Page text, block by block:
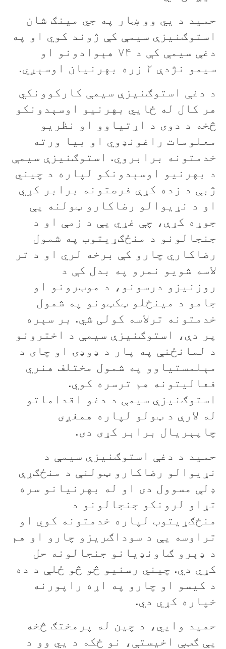
حميد د يي وو ښار په جي مينګ شان
استوګنيزې سيمې کې ژوند کوي او په
دغې سيمې کې د ۷۴ هېوادونو او
سيمو نژدې ۲ زره بهرنيان اوسېږي.
د دغې استوګنيزې سيمې کارکوونکي
هر کال له ځايي بهرنيو اوسېدونکو
څخه د دوی د اړتياوو او نظريو
معلومات راغونډوي او بیا ورته
خدمتونه برابروي. استوګنيزې سيمې
د بهرنيو اوسېدونکو لپاره د چيني
ژبې د زده کړې فرصتونه برابر کړي
او د نړيوالو رضاکارو ټولنه يې
جوړه کړې، چې غړي يې د ‌زمې او د
جنجالونو د منځګړيتوب په شمول
رضاکاري چارو کې برخه لري او د تر
لاسه شويو نمرو په بدل کې د
روزنيزو درسونو، د موټرونو او
جامو د مينځلو ټکټونو په شمول
خدمتونه ترلاسه کولی شي. بر سېره
پر دې، استوګنيزې سيمې د اخترونو
د لمانځنې په پار د ډوډۍ او چای د
مېلمستياوو په شمول مختلف هنري
فعاليتونه هم ترسره کوي.
استوګنيزې سيمې د دغو اقداماتو
له لارې د ټولو لپاره همغږی
چاپېريال برابر کړی دی.
حميد د دغې استوګنيزې سيمې د
نړيوالو رضاکارو ټولنې د منځګړې
ډلې مسوول دی او له بهرنيانو سره
تړاو لرونکو جنجالونو د
منځګړيتوب لپاره خدمتونه کوي او
تراوسه یې د سوداګريزو چارو او هم
د ډېرو ګاونډيانو جنجالونه حل
کړي دي. چيني رسنيو څو څو ځلې د ده
د کيسو او چارو په اړه راپورنه
خپاره کړي دي.
حميد وايي، د چين له پرمختګ څخه
يې ګټې اخيستې، نو ځکه د يي وو د